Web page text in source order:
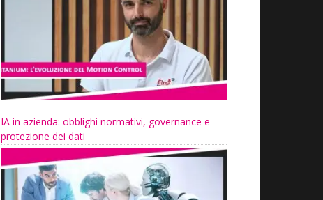
IA in azienda: obblighi normativi, governance e
protezione dei dati